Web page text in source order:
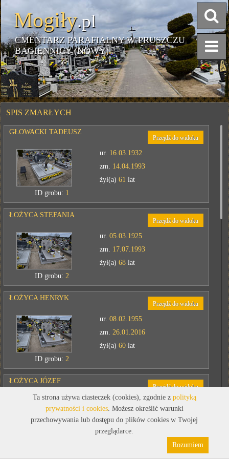
Mogiły.pl
CMENTARZ PARAFIALNY W PRUSZCZU
BAGIENNICY (NOWY)
SPIS ZMARŁYCH
GŁOWACKI TADEUSZ
Przejdź do widoku
ur. 16.03.1932
zm. 14.04.1993
żył(a)61 lat
ID grobu: 1
ŁOŻYCA STEFANIA
Przejdź do widoku
ur.05.03.1925
zm. 17.07.1993
żył(a)68 lat
ID grobu:2
ŁOŻYCA HENRYK
Przejdź do widoku
ur.08.02.1955
zm.26.01.2016
żył(a)60 lat
ID grobu:2
ŁOŻYCA JÓZEF
Przejdź do widoku
ur.06.09.1917
16.08.2008
żył(a)90lat
Polityka prywatności
Ta strona używa ciasteczek (cookies), zgodnie z polityką
prywatności i cookies. Możesz określić warunki
przechowywania lub dostępu do plików cookies w Twojej
przeglądarce.
Rozumiem